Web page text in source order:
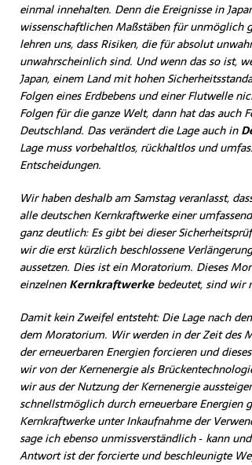
einmal innehalten. Denn die Ereignisse in
wissenschaftlichen Maßstäben für unmöglich
lehren uns, dass Risiken, die für absolut
unwahrscheinlich sind. Und wenn das so ist,
Japan, einem Land mit hohen
Folgen eines Erdbebens und einer Flutwelle
Folgen für die ganze Welt, dann hat das auch
Deutschland. Das verändert die Lage auch in
Lage muss vorbehaltlos, rückhaltlos und
Entscheidungen.
Wir haben deshalb am Samstag veranlasst,
alle deutschen Kernkraftwerke einer
ganz deutlich: Es gibt bei dieser
wir die erst kürzlich beschlossene
aussetzen. Dies ist ein Moratorium. Dieses
einzelnenKernkraftwerkebedeutet, sind wir
Damit kein Zweifel entsteht: Die Lage nach
dem Moratorium. Wir werden in der Zeit des
der erneuerbaren Energien forcieren und
wir von der Kernenergie als
wir aus der Nutzung der Kernenergie
schnellstmöglich durch erneuerbare Energien
Kernkraftwerke unter Inkaufnahme der
sage ich ebenso unmissverständlich ‑ kann
Antwort ist der forcierte und beschleunigte